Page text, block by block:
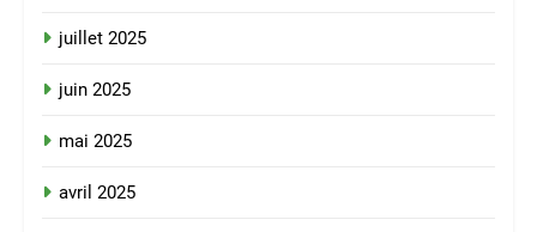
juillet 2025
juin 2025
mai 2025
avril 2025